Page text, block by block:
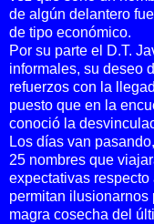
de algún delantero
de tipo económico.
Por su parte el D.T.
informales, su deseo
refuerzos con la
puesto que en la
conoció la
Los días van
25 nombres que
expectativas
permitan ilusionarnos
magra cosecha del